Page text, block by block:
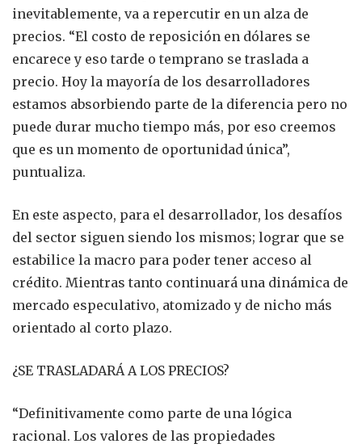
inevitablemente, va a repercutir en un alza de
precios. “El costo de reposición en dólares se
encarece y eso tarde o temprano se traslada a
precio. Hoy la mayoría de los desarrolladores
estamos absorbiendo parte de la diferencia pero no
puede durar mucho tiempo más, por eso creemos
que es un momento de oportunidad única”,
puntualiza.
En este aspecto, para el desarrollador, los desafíos
del sector siguen siendo los mismos; lograr que se
estabilice la macro para poder tener acceso al
crédito. Mientras tanto continuará una dinámica de
mercado especulativo, atomizado y de nicho más
orientado al corto plazo.
¿SE TRASLADARÁ A LOS PRECIOS?
“Definitivamente como parte de una lógica
racional. Los valores de las propiedades